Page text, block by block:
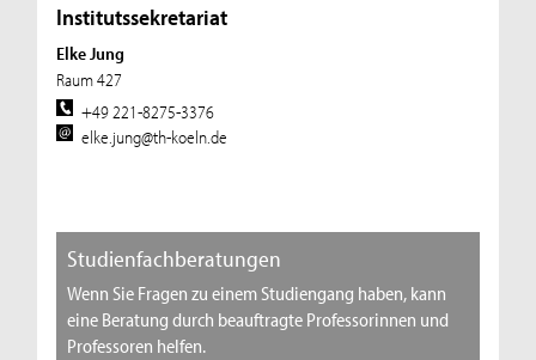
Institutssekretariat
Elke Jung
Raum 427
+49 221-8275-3376
elke.jung@th-koeln.de
Studienfachberatungen
Wenn Sie Fragen zu einem Studiengang haben, kann
eine Beratung durch beauftragte Professorinnen und
Professoren helfen.